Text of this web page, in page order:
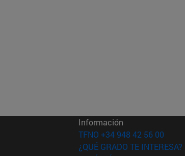
en nueva ventana)
en nueva ventana)
Información
TFNO +34 948 42 56 00
¿QUÉ GRADO TE INTERESA?